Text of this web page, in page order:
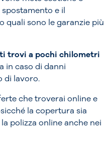
spostamento e il
quali sono le garanzie più
trovi a pochi chilometri
in caso di danni
di lavoro.
che troverai online e
la copertura sia
polizza online anche nei